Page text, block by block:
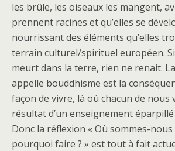
les brûle, les oiseaux les mangent,
prennent racines et qu’elles se
nourrissant des éléments qu’elles
terrain culturel/spirituel européen.
meurt dans la terre, rien ne renait.
appelle bouddhisme est la
façon de vivre, là où chacun de nous
résultat d’un enseignement éparpillé
Donc la réflexion « Où sommes-
pourquoi faire ? » est tout à fait